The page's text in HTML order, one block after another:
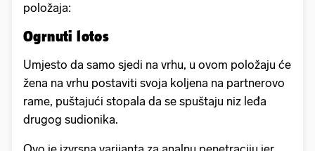
položaja:
Ogrnuti lotos
Umjesto da samo sjedi na vrhu, u ovom položaju će
žena na vrhu postaviti svoja koljena na partnerovo
rame, puštajući stopala da se spuštaju niz leđa
drugog sudionika.